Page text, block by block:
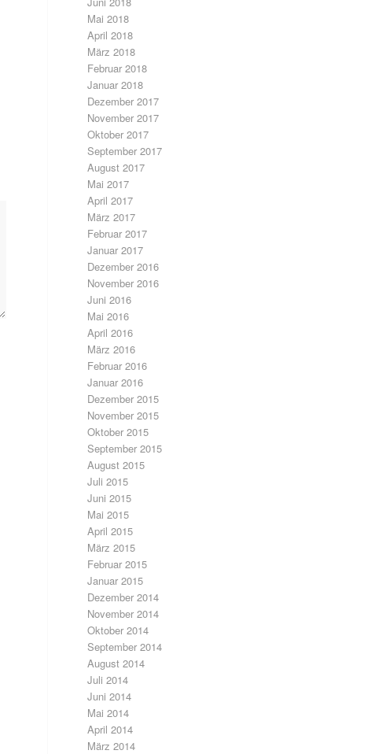
Mai 2018
April 2018
März 2018
Februar 2018
Januar 2018
Dezember 2017
November 2017
Oktober 2017
September 2017
August 2017
Mai 2017
April 2017
März 2017
Februar 2017
Januar 2017
Dezember 2016
November 2016
Juni 2016
Mai 2016
April 2016
März 2016
Februar 2016
Januar 2016
Dezember 2015
November 2015
Oktober 2015
September 2015
August 2015
Juli 2015
Juni 2015
Mai 2015
April 2015
März 2015
Februar 2015
Januar 2015
Dezember 2014
November 2014
Oktober 2014
September 2014
August 2014
Juli 2014
Juni 2014
Mai 2014
April 2014
März 2014